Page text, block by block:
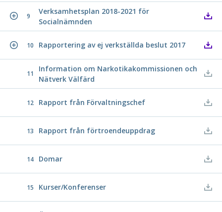
9
Verksamhetsplan 2018-2021 för
Socialnämnden
10 Rapportering av ej verkställda beslut 2017
11
Information om Narkotikakommissionen och
Nätverk Välfärd
12 Rapport från Förvaltningschef
13 Rapport från förtroendeuppdrag
14 Domar
15 Kurser/Konferenser